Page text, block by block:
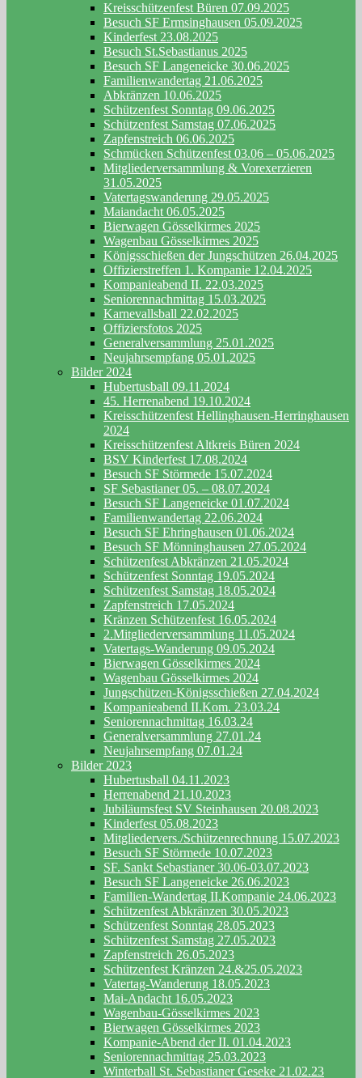
Kreisschützenfest Büren 07.09.2025
Besuch SF Ermsinghausen 05.09.2025
Kinderfest 23.08.2025
Besuch St.Sebastianus 2025
Besuch SF Langeneicke 30.06.2025
Familienwandertag 21.06.2025
Abkränzen 10.06.2025
Schützenfest Sonntag 09.06.2025
Schützenfest Samstag 07.06.2025
Zapfenstreich 06.06.2025
Schmücken Schützenfest 03.06 – 05.06.2025
Mitgliederversammlung & Vorexerzieren
31.05.2025
Vatertagswanderung 29.05.2025
Maiandacht 06.05.2025
Bierwagen Gösselkirmes 2025
Wagenbau Gösselkirmes 2025
Königsschießen der Jungschützen 26.04.2025
Offizierstreffen 1. Kompanie 12.04.2025
Kompanieabend II. 22.03.2025
Seniorennachmittag 15.03.2025
Karnevallsball 22.02.2025
Offiziersfotos 2025
Generalversammlung 25.01.2025
Neujahrsempfang 05.01.2025
Bilder 2024
Hubertusball 09.11.2024
45. Herrenabend 19.10.2024
Kreisschützenfest Hellinghausen-Herringhausen
2024
Kreisschützenfest Altkreis Büren 2024
BSV Kinderfest 17.08.2024
Besuch SF Störmede 15.07.2024
SF Sebastianer 05. – 08.07.2024
Besuch SF Langeneicke 01.07.2024
Familienwandertag 22.06.2024
Besuch SF Ehringhausen 01.06.2024
Besuch SF Mönninghausen 27.05.2024
Schützenfest Abkränzen 21.05.2024
Schützenfest Sonntag 19.05.2024
Schützenfest Samstag 18.05.2024
Zapfenstreich 17.05.2024
Kränzen Schützenfest 16.05.2024
2.Mitgliederversammlung 11.05.2024
Vatertags-Wanderung 09.05.2024
Bierwagen Gösselkirmes 2024
Wagenbau Gösselkirmes 2024
Jungschützen-Königsschießen 27.04.2024
Kompanieabend II.Kom. 23.03.24
Seniorennachmittag 16.03.24
Generalversammlung 27.01.24
Neujahrsempfang 07.01.24
Bilder 2023
Hubertusball 04.11.2023
Herrenabend 21.10.2023
Jubiläumsfest SV Steinhausen 20.08.2023
Kinderfest 05.08.2023
Mitgliedervers./Schützenrechnung 15.07.2023
Besuch SF Störmede 10.07.2023
SF. Sankt Sebastianer 30.06-03.07.2023
Besuch SF Langeneicke 26.06.2023
Familien-Wandertag II.Kompanie 24.06.2023
Schützenfest Abkränzen 30.05.2023
Schützenfest Sonntag 28.05.2023
Schützenfest Samstag 27.05.2023
Zapfenstreich 26.05.2023
Schützenfest Kränzen 24.&25.05.2023
Vatertag-Wanderung 18.05.2023
Mai-Andacht 16.05.2023
Wagenbau-Gösselkirmes 2023
Bierwagen Gösselkirmes 2023
Kompanie-Abend der II. 01.04.2023
Seniorennachmittag 25.03.2023
Winterball St. Sebastianer Geseke 21.02.23